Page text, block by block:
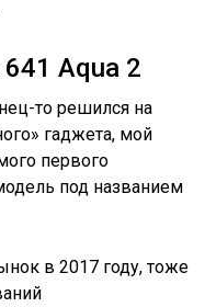
Aqua 2
то решился на
гаджета, мой
первого
под названием
в 2017 году, тоже